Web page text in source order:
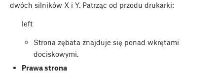
dwóch silników X i Y. Patrząc od przodu drukarki:
left
Strona zębata znajduje się ponad wkrętami
dociskowymi.
Prawa strona